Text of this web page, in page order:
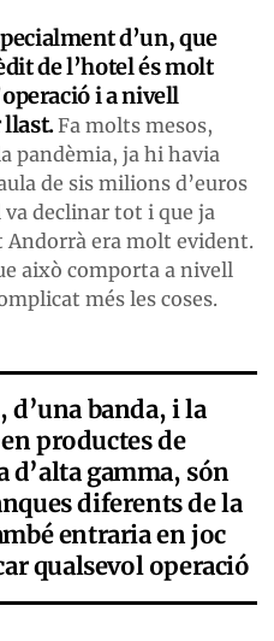
d’un, que
de l’hotel és molt
i a nivell
llast.Fa molts mesos,
pandèmia, ja hi havia
de sis milions d’euros
declinar tot i que ja
Andorrà era molt evident.
això comporta a nivell
més les coses.
banda, i la
productes de
d’alta gamma, són
diferents de la
entraria en joc
qualsevol operació